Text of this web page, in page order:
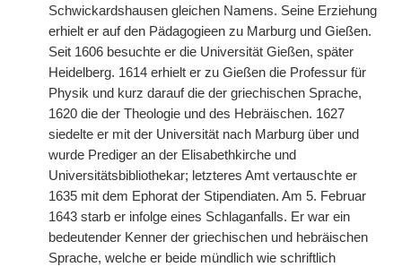
Schwickardshausen gleichen Namens. Seine Erziehung
erhielt er auf den Pädagogieen zu Marburg und Gießen.
Seit 1606 besuchte er die Universität Gießen, später
Heidelberg. 1614 erhielt er zu Gießen die Professur für
Physik und kurz darauf die der griechischen Sprache,
1620 die der Theologie und des Hebräischen. 1627
siedelte er mit der Universität nach Marburg über und
wurde Prediger an der Elisabethkirche und
Universitätsbibliothekar; letzteres Amt vertauschte er
1635 mit dem Ephorat der Stipendiaten. Am 5. Februar
1643 starb er infolge eines Schlaganfalls. Er war ein
bedeutender Kenner der griechischen und hebräischen
Sprache, welche er beide mündlich wie schriftlich